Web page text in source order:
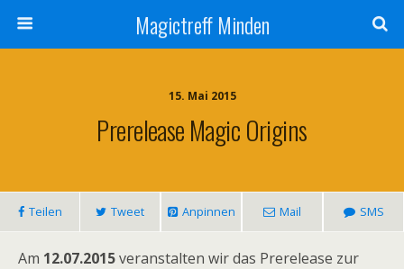
Magictreff Minden
15. Mai 2015
Prerelease Magic Origins
Teilen Tweet Anpinnen Mail SMS
Am 12.07.2015veranstalten wir das Prerelease zur